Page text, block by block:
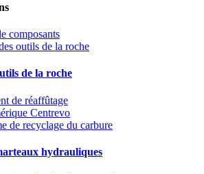
composants
outils de la roche
de la roche
de réaffûtage
Centrevo
de recyclage du carbure
hydrauliques